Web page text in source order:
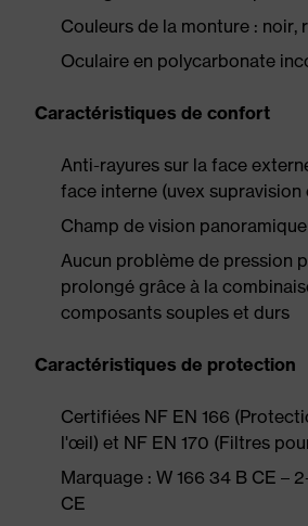
Couleurs de la monture : noir,
Oculaire en polycarbonate
Caractéristiques de confort
Anti-rayures sur la face
face interne (uvex supravision
Champ de vision
Aucun problème de pression
prolongé grâce à la
composants souples et durs
Caractéristiques de protection
Certifiées NF EN 166
l'œil) et NF EN 170 (Filtres
Marquage : W 166 34 B CE –
CE